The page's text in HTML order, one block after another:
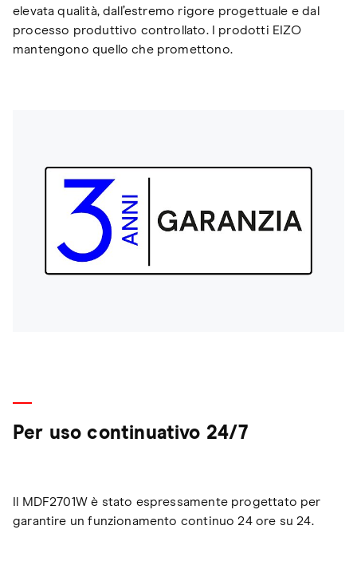
elevata qualità, dall’estremo rigore progettuale e dal
processo produttivo controllato. I prodotti EIZO
mantengono quello che promettono.
Per uso continuativo 24/7
Il MDF2701W è stato espressamente progettato per
garantire un funzionamento continuo 24 ore su 24.